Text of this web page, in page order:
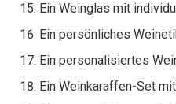
Ein Weinglas mit
Ein persönliches
Ein personalisiertes
Ein Weinkaraffen-Set